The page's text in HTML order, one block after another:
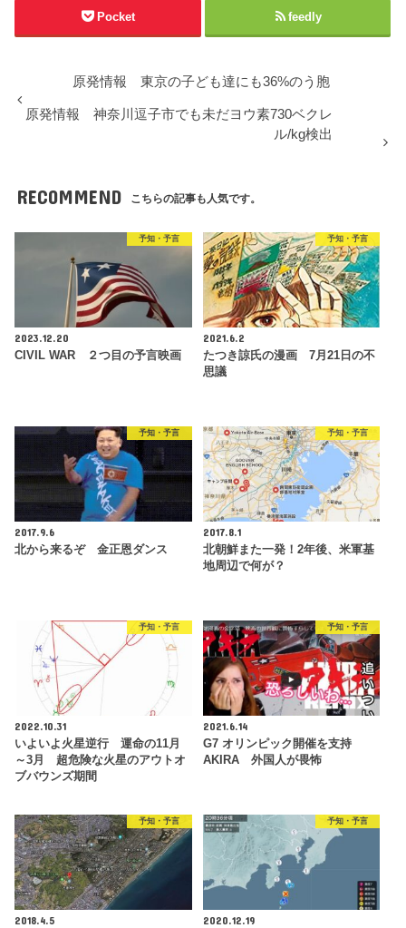
Pocket feedly
原発情報 東京の子ども達にも36%のう胞
原発情報 神奈川逗子市でも未だヨウ素730ベクレ
ル/kg検出
RECOMMEND こちらの記事も人気です。
予知・予言
2023.12.20
CIVIL WAR ２つ目の予言映画
予知・予言
2021.6.2
たつき諒氏の漫画 7月21日の不
思議
予知・予言
2017.9.6
北から来るぞ 金正恩ダンス
予知・予言
2017.8.1
北朝鮮また一発！2年後、米軍基
地周辺で何が？
予知・予言
2022.10.31
いよいよ火星逆行 運命の11月
～3月 超危険な火星のアウトオ
ブバウンズ期間
予知・予言
2021.6.14
G7 オリンピック開催を支持
AKIRA 外国人が畏怖
予知・予言
2018.4.5
予知・予言
2020.12.19